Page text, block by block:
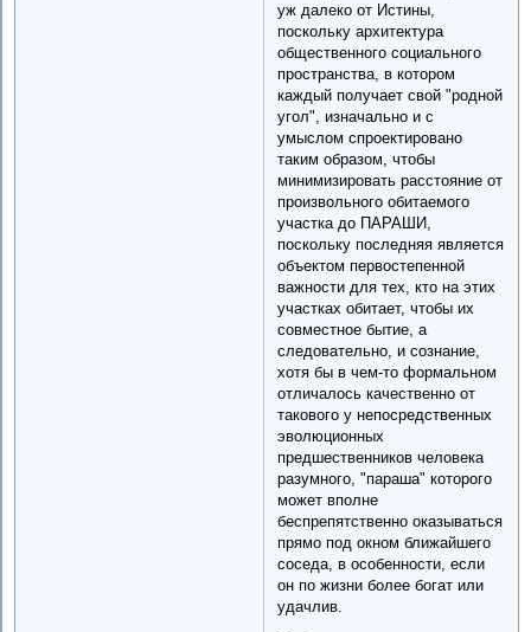
уж далеко от Истины,
поскольку архитектура
общественного социального
пространства, в котором
каждый получает свой "родной
угол", изначально и с
умыслом спроектировано
таким образом, чтобы
минимизировать расстояние от
произвольного обитаемого
участка до ПАРАШИ,
поскольку последняя является
объектом первостепенной
важности для тех, кто на этих
участках обитает, чтобы их
совместное бытие, а
следовательно, и сознание,
хотя бы в чем-то формальном
отличалось качественно от
такового у непосредственных
эволюционных
предшественников человека
разумного, "параша" которого
может вполне
беспрепятственно оказываться
прямо под окном ближайшего
соседа, в особенности, если
он по жизни более богат или
удачлив.